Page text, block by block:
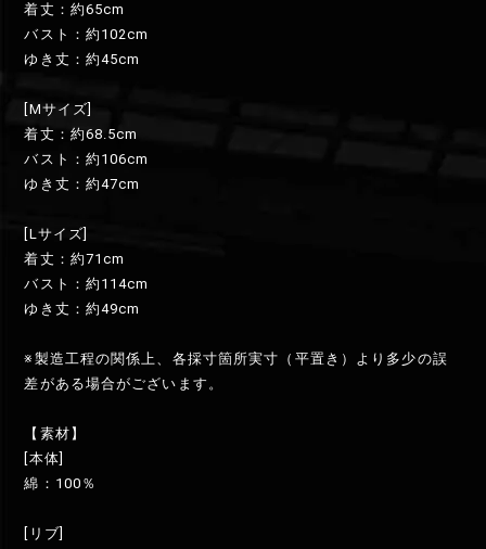
着丈：約65cm
バスト：約102cm
ゆき丈：約45cm
[Mサイズ]
着丈：約68.5cm
バスト：約106cm
ゆき丈：約47cm
[Lサイズ]
着丈：約71cm
バスト：約114cm
ゆき丈：約49cm
※製造工程の関係上、各採寸箇所実寸（平置き）より多少の誤
差がある場合がございます。
【素材】
[本体]
綿：100％
[リブ]